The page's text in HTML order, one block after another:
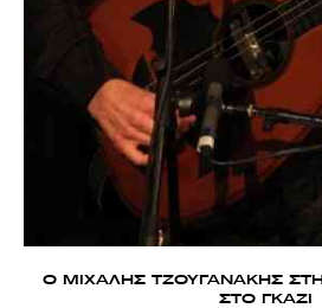
Ο ΜΙΧΑΛΗΣ ΤΖΟΥΓΑΝΑΚΗΣ
ΣΤΟ ΓΚΑΖΙ